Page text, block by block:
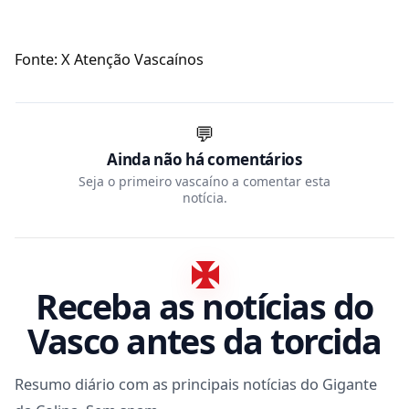
Fonte: X Atenção Vascaínos
💬
Ainda não há comentários
Seja o primeiro vascaíno a comentar esta
notícia.
Receba as notícias do
Vasco antes da torcida
Resumo diário com as principais notícias do Gigante